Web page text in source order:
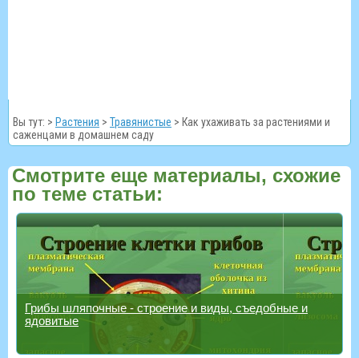
Вы тут: > Растения > Травянистые > Как ухаживать за растениями и
саженцами в домашнем саду
Смотрите еще материалы, схожие
по теме статьи:
Грибы шляпочные - строение и виды, съедобные и
ядовитые